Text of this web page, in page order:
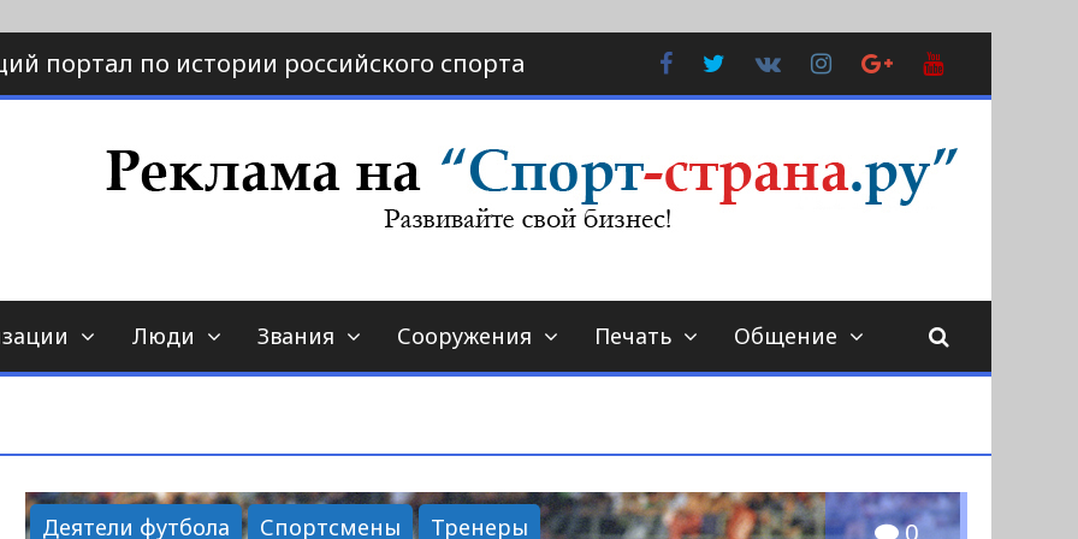
портал по истории российского спорта FacebookTwitter
Контакте
Instagram
Google
Plus
страна.ру
по истории спорта
Люди Звания Сооружения Печать Общение
Деятели футбола Спортсмены Тренеры 0